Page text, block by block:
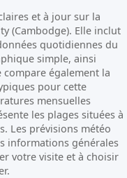
et à jour sur la
(Cambodge). Elle inclut
quotidiennes du
simple, ainsi
compare également la
pour cette
mensuelles
les plages situées à
Les prévisions météo
informations générales
votre visite et à choisir